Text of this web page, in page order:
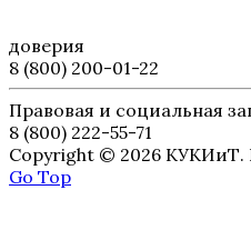
доверия
8 (800) 200-01-22
Правовая и социальная
8 (800) 222-55-71
Copyright © 2026
Go Top